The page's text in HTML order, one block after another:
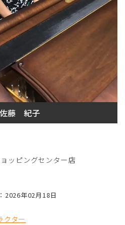
佐藤 紀子
ッピングセンター店
2026年02月18日
クター